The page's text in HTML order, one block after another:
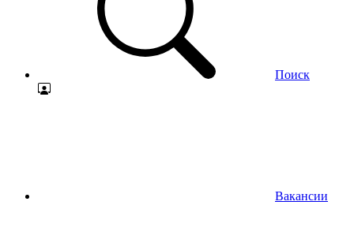
Поиск
Вакансии